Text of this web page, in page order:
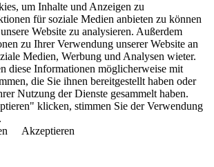
um Inhalte und Anzeigen zu
für soziale Medien anbieten zu können
Website zu analysieren. Außerdem
zu Ihrer Verwendung unserer Website an
Medien, Werbung und Analysen wieter.
diese Informationen möglicherweise mit
die Sie ihnen bereitgestellt haben oder
Nutzung der Dienste gesammelt haben.
klicken, stimmen Sie der Verwendung
Akzeptieren